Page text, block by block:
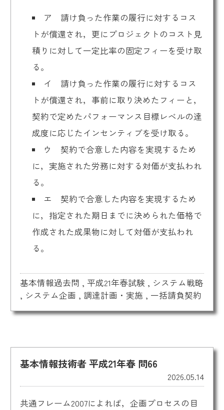
ア 請け負った作業の履行に対するコス
トが償還され，更にプロジェクトのコスト見
積りに対して一定比率の固定フィーを受け取
る。
イ 請け負った作業の履行に対するコス
トが償還され，事前に取り決めたフィーと，
契約で定めたパフォーマンス目標レベルの達
成度に応じたインセンティブを受け取る。
ウ 契約で合意した内容を実現するため
に，実施された労務に対する対価が支払われ
る。
エ 契約で合意した内容を実現するため
に，指定された期日までに決められた価格で
作成された成果物に対して対価が支払われ
る。
基本情報過去問 , 平成21年春試験 , システム戦略
, システム企画 , 調達計画・実施 , 一括請負契約
基本情報技術者 平成21年春 問66
2026.05.14
共通フレーム2007によれば，企画プロセスの目